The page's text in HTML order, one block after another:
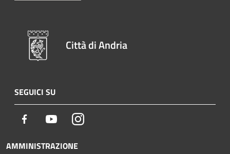
Città di Andria
SEGUICI SU
Facebook YoutubeInstagram
AMMINISTRAZIONE